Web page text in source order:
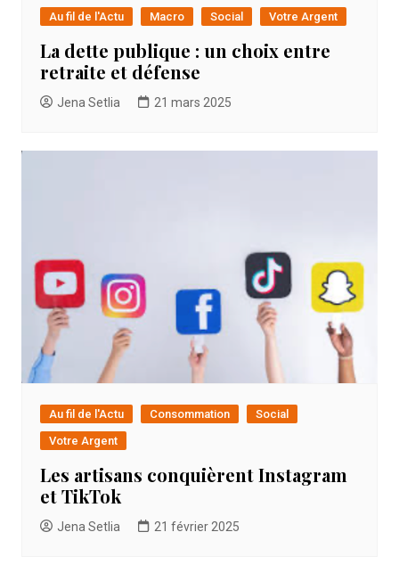
Au fil de l'Actu Macro Social Votre Argent
La dette publique : un choix entre
retraite et défense
Jena Setlia 21 mars 2025
Au fil de l'Actu Consommation
Social
Votre Argent
Les artisans conquièrent Instagram
et TikTok
Jena Setlia 21 février 2025